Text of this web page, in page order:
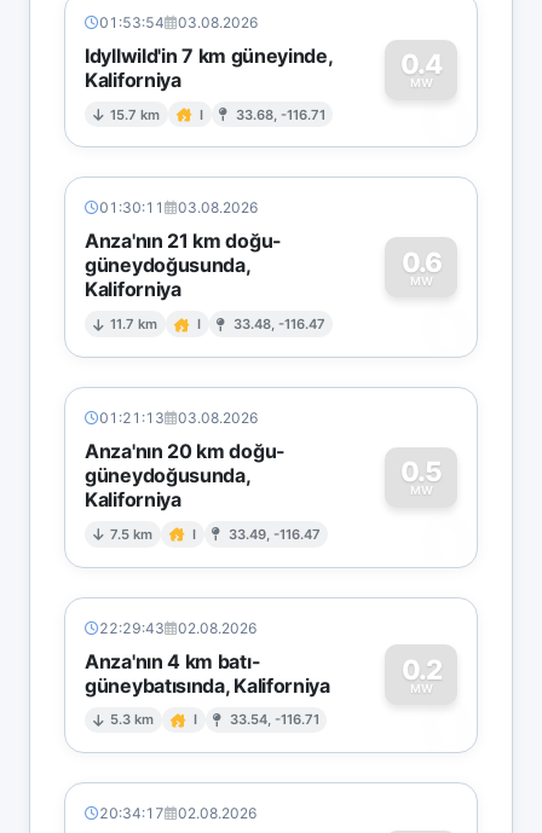
01:53:54 03.08.2026
Idyllwild'in 7 km güneyinde,
Kaliforniya
15.7 km I 33.68, -116.71
0.4
MW
0
01:30:11 03.08.2026
Anza'nın 21 km doğu-
güneydoğusunda,
Kaliforniya
11.7 km I 33.48, -116.47
0.6
MW
0
01:21:13 03.08.2026
Anza'nın 20 km doğu-
güneydoğusunda,
Kaliforniya
7.5 km I 33.49, -116.47
0.5
MW
0
22:29:43 02.08.2026
Anza'nın 4 km batı-
güneybatısında, Kaliforniya
5.3 km I 33.54, -116.71
0.2
MW
0
20:34:17 02.08.2026